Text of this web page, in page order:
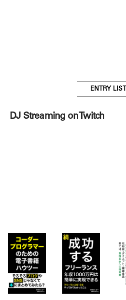
ENTRY LIST
DJ Streaming on Twitch